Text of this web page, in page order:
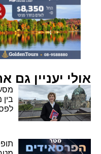
אולי יעניין גם
בין